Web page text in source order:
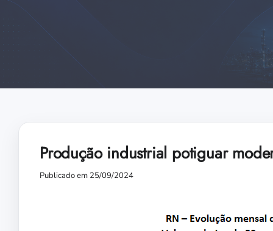
Produção industrial potiguar
Publicado em 25/09/2024